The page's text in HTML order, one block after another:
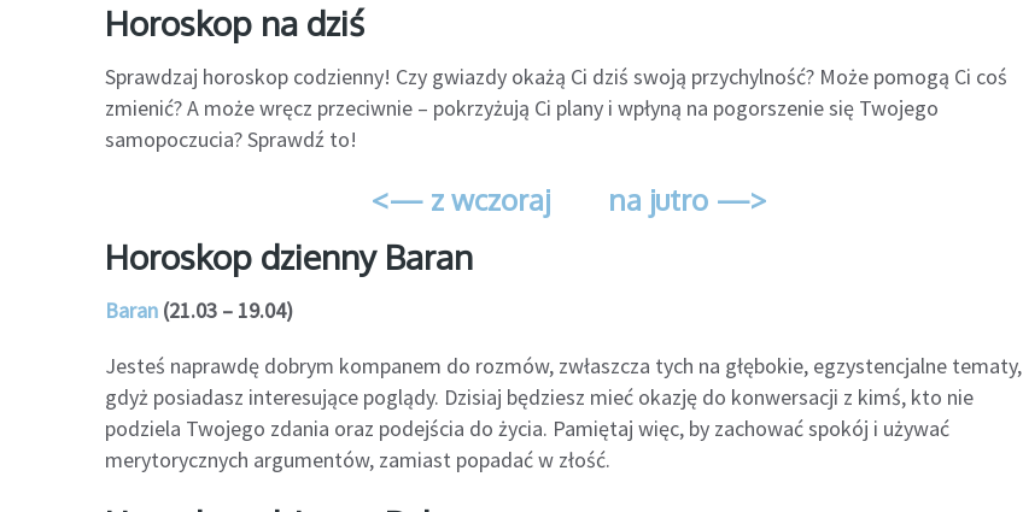
Horoskop na dziś
Sprawdzaj horoskop codzienny! Czy gwiazdy okażą Ci dziś swoją przychylność? Może pomogą Ci coś
zmienić? A może wręcz przeciwnie – pokrzyżują Ci plany i wpłyną na pogorszenie się Twojego
samopoczucia? Sprawdź to!
<— z wczoraj na jutro —>
Horoskop dzienny Baran
Baran (21.03 – 19.04)
Jesteś naprawdę dobrym kompanem do rozmów, zwłaszcza tych na głębokie, egzystencjalne tematy,
gdyż posiadasz interesujące poglądy. Dzisiaj będziesz mieć okazję do konwersacji z kimś, kto nie
podziela Twojego zdania oraz podejścia do życia. Pamiętaj więc, by zachować spokój i używać
merytorycznych argumentów, zamiast popadać w złość.